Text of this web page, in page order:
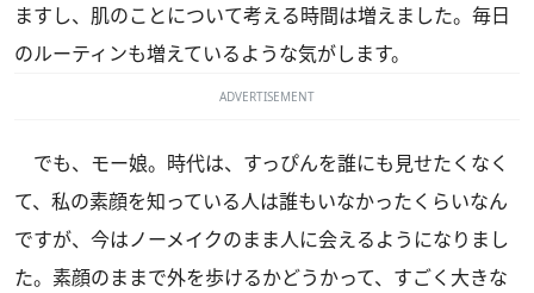
ますし、肌のことについて考える時間は増えました。毎日
のルーティンも増えているような気がします。
ADVERTISEMENT
でも、モー娘。時代は、すっぴんを誰にも見せたくなく
て、私の素顔を知っている人は誰もいなかったくらいなん
ですが、今はノーメイクのまま人に会えるようになりまし
た。素顔のままで外を歩けるかどうかって、すごく大きな